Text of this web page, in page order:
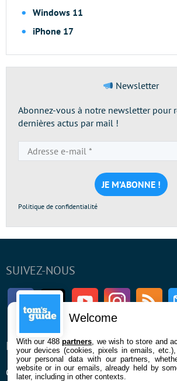
Windows 11
iPhone 17
Newsletter
Abonnez-vous à notre newsletter pour
dernières actus par mail !
e-
mail
*
Politique de confidentialité
SUIVEZ-NOUS
FacebookTwitter Youtube Instagram
ENTREPRISE
Qui sommes nous
À
La
Welcome
With our 488partners , we wish to store and
your devices (cookies, pixels in emails,
your personal data with our partners,
website or in our emails, already held by
later, including in other contexts.